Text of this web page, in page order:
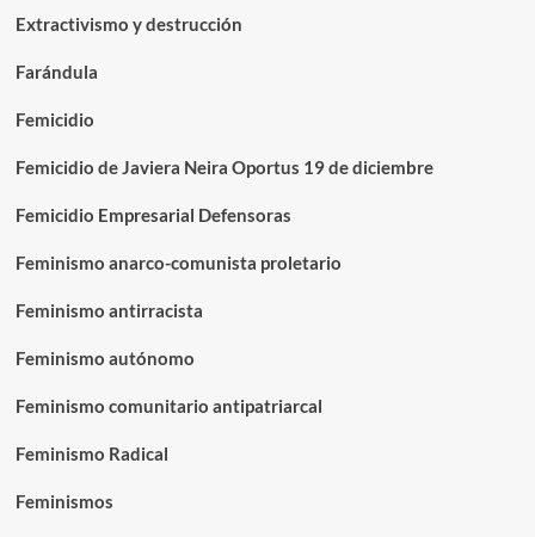
Extractivismo y destrucción
Farándula
Femicidio
Femicidio de Javiera Neira Oportus 19 de diciembre
Femicidio Empresarial Defensoras
Feminismo anarco-comunista proletario
Feminismo antirracista
Feminismo autónomo
Feminismo comunitario antipatriarcal
Feminismo Radical
Feminismos